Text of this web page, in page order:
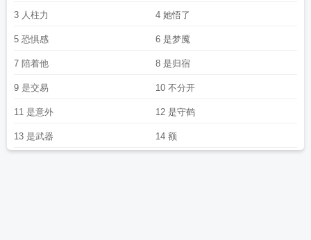
3 人柱力 4 她悟了
5 恐惧感 6 是梦魇
7 陪着他 8 是归宿
9 是交易 10 不分开
11 是意外 12 是守鹤
13 是武器 14 额